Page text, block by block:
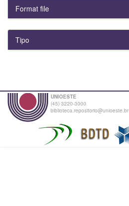
Format file
Tipo
UNIOESTE
(45) 3220-3000
biblioteca.repositorio@unioeste.br